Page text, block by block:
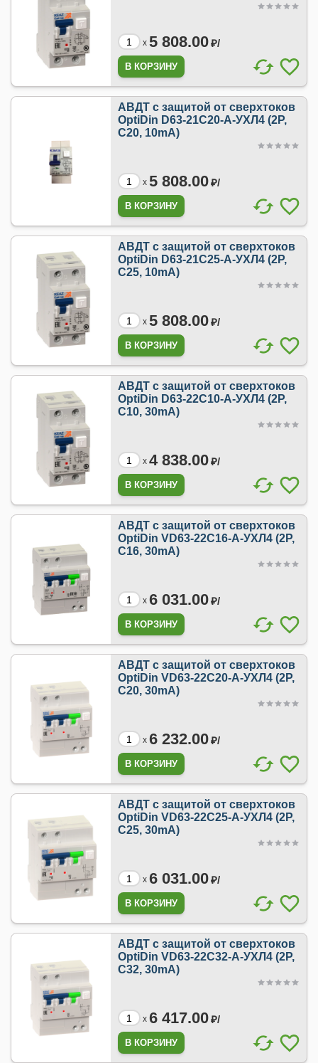
x 5 808.00₽/
АВДТ с защитой от сверхтоков
OptiDin D63-21C20-A-УХЛ4 (2P,
C20, 10mA)
x 5 808.00₽/
АВДТ с защитой от сверхтоков
OptiDin D63-21C25-A-УХЛ4 (2P,
C25, 10mA)
x 5 808.00₽/
АВДТ с защитой от сверхтоков
OptiDin D63-22C10-A-УХЛ4 (2P,
C10, 30mA)
x 4 838.00₽/
АВДТ с защитой от сверхтоков
OptiDin VD63-22C16-A-УХЛ4 (2P,
C16, 30mA)
x 6 031.00₽/
АВДТ с защитой от сверхтоков
OptiDin VD63-22C20-A-УХЛ4 (2P,
C20, 30mA)
x 6 232.00₽/
АВДТ с защитой от сверхтоков
OptiDin VD63-22C25-A-УХЛ4 (2P,
C25, 30mA)
x 6 031.00₽/
АВДТ с защитой от сверхтоков
OptiDin VD63-22C32-A-УХЛ4 (2P,
C32, 30mA)
x 6 417.00₽/